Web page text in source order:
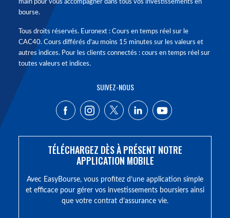
main pour vous accompagner dans tous vos investissements en
bourse.
Tous droits réservés. Euronext : Cours en temps réel sur le
CAC40. Cours différés d'au moins 15 minutes sur les valeurs et
autres indices. Pour les clients connectés : cours en temps réel sur
toutes valeurs et indices.
SUIVEZ-NOUS
TÉLÉCHARGEZ DÈS À PRÉSENT NOTRE
APPLICATION MOBILE
Avec EasyBourse, vous profitez d’une application simple
et efficace pour gérer vos investissements boursiers ainsi
que votre contrat d’assurance vie.